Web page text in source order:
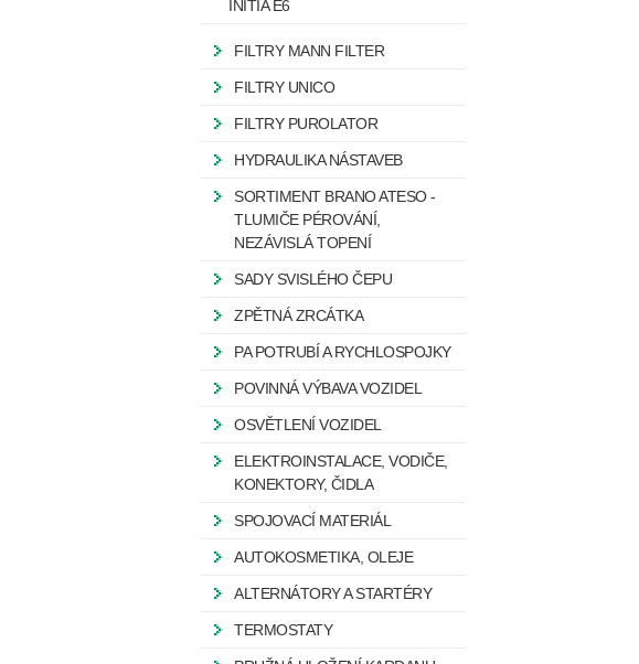
INITIA E6
FILTRY MANN FILTER
FILTRY UNICO
FILTRY PUROLATOR
HYDRAULIKA NÁSTAVEB
SORTIMENT BRANO ATESO -
TLUMIČE PÉROVÁNÍ,
NEZÁVISLÁ TOPENÍ
SADY SVISLÉHO ČEPU
ZPĚTNÁ ZRCÁTKA
PA POTRUBÍ A RYCHLOSPOJKY
POVINNÁ VÝBAVA VOZIDEL
OSVĚTLENÍ VOZIDEL
ELEKTROINSTALACE, VODIČE,
KONEKTORY, ČIDLA
SPOJOVACÍ MATERIÁL
AUTOKOSMETIKA, OLEJE
ALTERNÁTORY A STARTÉRY
TERMOSTATY